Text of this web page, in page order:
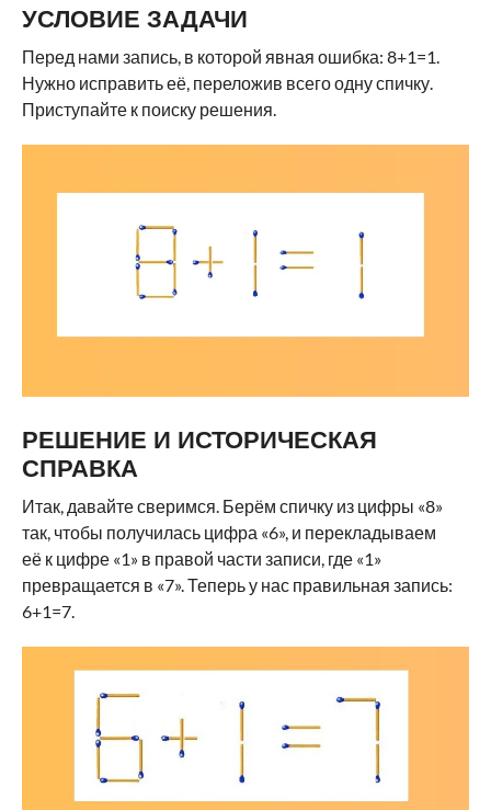
УСЛОВИЕ ЗАДАЧИ
Перед нами запись, в которой явная ошибка: 8+1=1.
Нужно исправить её, переложив всего одну спичку.
Приступайте к поиску решения.
РЕШЕНИЕ И ИСТОРИЧЕСКАЯ
СПРАВКА
Итак, давайте сверимся. Берём спичку из цифры «8»
так, чтобы получилась цифра «6», и перекладываем
её к цифре «1» в правой части записи, где «1»
превращается в «7». Теперь у нас правильная запись:
6+1=7.